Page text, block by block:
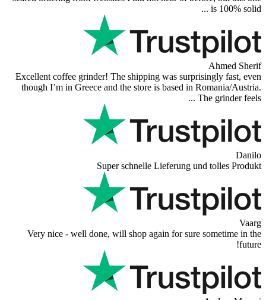
Super Support! Bestellvorgang
Feuer bei der Bestellung gemacht,
Def recommend! Even with the
scared ordering from websites I
Excellent coffee grinder! The